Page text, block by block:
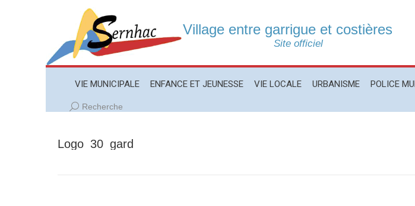
Village entre garrigue et costières
Site officiel
VIE MUNICIPALE ENFANCE ET JEUNESSE VIE LOCALE URBANISME POLICE
Recherche
Recherche
Logo_30_gard
VIE MUNICIPALE ENFANCE ET JEUNESSE VIE LOCALE URBANISME POLICE